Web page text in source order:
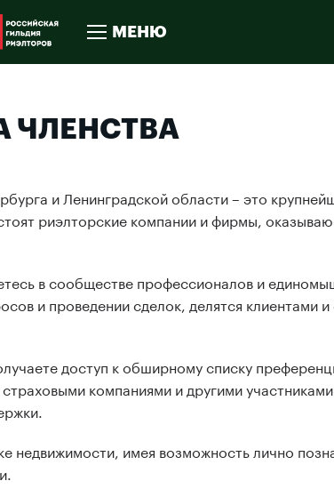
МЕНЮ
ЧЛЕНСТВА
и Ленинградской области – это
риэлторские компании и фирмы,
в сообществе профессионалов и
и проведении сделок, делятся клиентами
доступ к обширному списку
компаниями и другими
недвижимости, имея возможность лично